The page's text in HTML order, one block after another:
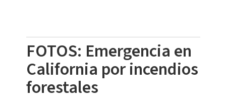
FOTOS: Emergencia en
California por incendios
forestales